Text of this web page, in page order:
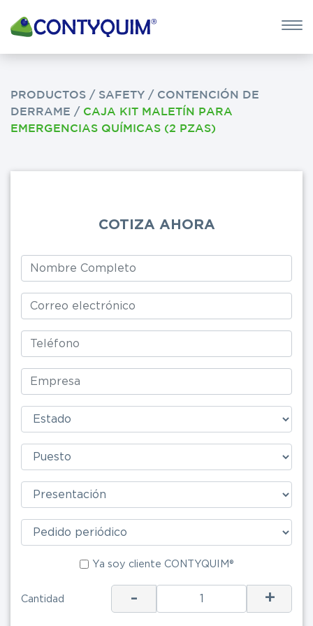
×
POTASA
Leave
PRODUCTOS / SAFETY / CONTENCIÓN DE
DERRAME / CAJA KIT MALETÍN PARA
EMERGENCIAS QUÍMICAS (2 PZAS)
COTIZA AHORA
Ya soy cliente CONTYQUIM®
Cantidad - +